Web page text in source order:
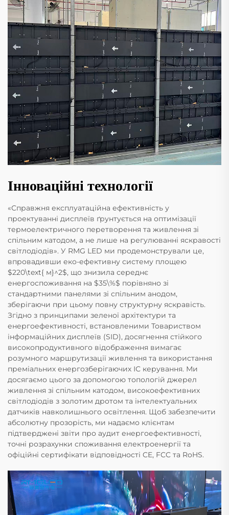
Інноваційні технології
«Справжня експлуатаційна ефективність у
проектуванні дисплеїв ґрунтується на оптимізації
термоелектричного перетворення та живлення зі
спільним катодом, а не лише на регулюванні яскравості
світлодіодів». У RMG LED ми продемонстрували це,
впровадивши еко-ефективну систему площею
$220\text{ м}^2$, що знизила середнє
енергоспоживання на $35\%$ порівняно зі
стандартними панелями зі спільним анодом,
зберігаючи при цьому повну структурну яскравість.
Згідно з принципами зеленої архітектури та
енергоефективності, встановленими Товариством
інформаційних дисплеїв (SID), досягнення стійкого
високопродуктивного відображення вимагає
розумного маршрутизації живлення та використання
преміальних енергозберігаючих ІС керування. Ми
досягаємо цього за допомогою топологій джерел
живлення зі спільним катодом, високоефективних
світлодіодів з золотим дротом та інтелектуальних
датчиків навколишнього освітлення. Щоб забезпечити
абсолютну прозорість, ми надаємо клієнтам
підтверджені звіти про аудит енергоефективності,
точні розрахунки споживання електроенергії та
офіційні сертифікати відповідності CE, FCC та RoHS.